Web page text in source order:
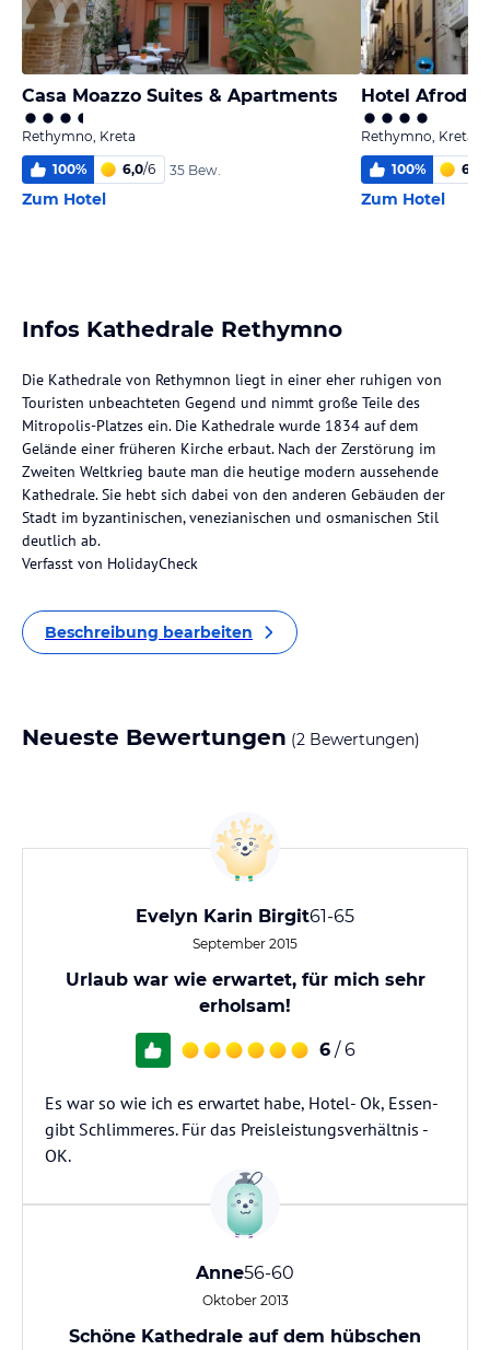
Casa Moazzo Suites & Apartments
Rethymno, Kreta
100% 6,0/6 35 Bew.
Zum Hotel
Hotel Afroditi
Rethymno, Kreta
100% 6
Zum Hotel
Infos Kathedrale Rethymno
Die Kathedrale von Rethymnon liegt in einer eher ruhigen von
Touristen unbeachteten Gegend und nimmt große Teile des
Mitropolis-Platzes ein. Die Kathedrale wurde 1834 auf dem
Gelände einer früheren Kirche erbaut. Nach der Zerstörung im
Zweiten Weltkrieg baute man die heutige modern aussehende
Kathedrale. Sie hebt sich dabei von den anderen Gebäuden der
Stadt im byzantinischen, venezianischen und osmanischen Stil
deutlich ab.
Verfasst von HolidayCheck
Beschreibung bearbeiten
Neueste Bewertungen (2 Bewertungen)
Evelyn Karin Birgit61-65
September 2015
Urlaub war wie erwartet, für mich sehr
erholsam!
6 / 6
Es war so wie ich es erwartet habe, Hotel- Ok, Essen-
gibt Schlimmeres. Für das Preisleistungsverhältnis -
OK.
Anne56-60
Oktober 2013
Schöne Kathedrale auf dem hübschen